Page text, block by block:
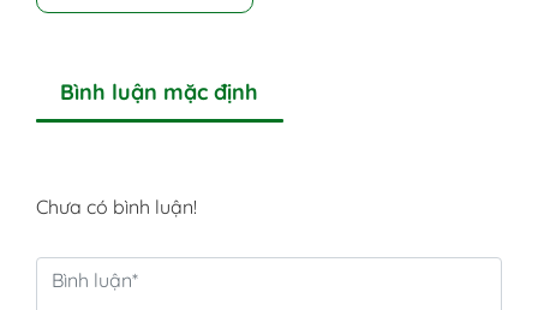
Bình luận mặc định
Chưa có bình luận!